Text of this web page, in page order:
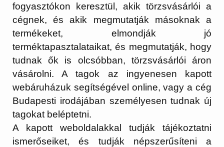
fogyasztókon keresztül, akik törzsvásárlói a
cégnek, és akik megmutatják másoknak a
termékeket, elmondják jó
terméktapasztalataikat, és megmutatják, hogy
tudnak ők is olcsóbban, törzsvásárlói áron
vásárolni. A tagok az ingyenesen kapott
webáruházuk segítségével online, vagy a cég
Budapesti irodájában személyesen tudnak új
tagokat beléptetni.
A kapott weboldalakkal tudják tájékoztatni
ismerőseiket, és tudják népszerűsíteni a